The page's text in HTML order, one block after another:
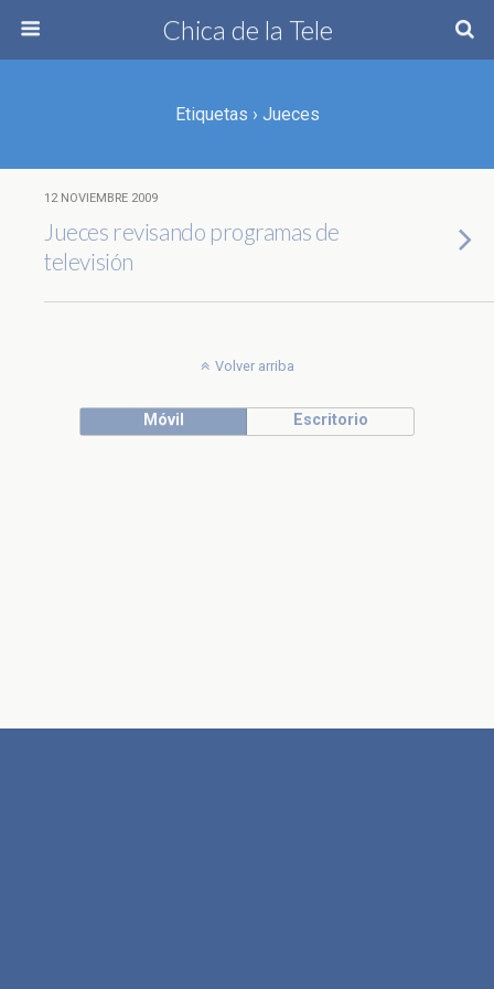
Chica de la Tele
Etiquetas › Jueces
12 NOVIEMBRE 2009
Jueces revisando programas de
televisión
Volver arriba
Móvil Escritorio